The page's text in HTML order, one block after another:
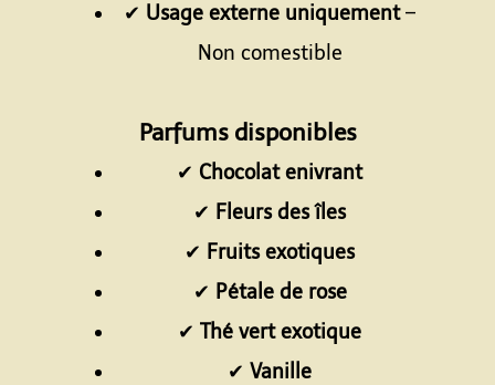
✔ Usage externe uniquement–
Non comestible
Parfums disponibles
✔ Chocolat enivrant
✔ Fleurs des îles
✔ Fruits exotiques
✔ Pétale de rose
✔ Thé vert exotique
✔ Vanille